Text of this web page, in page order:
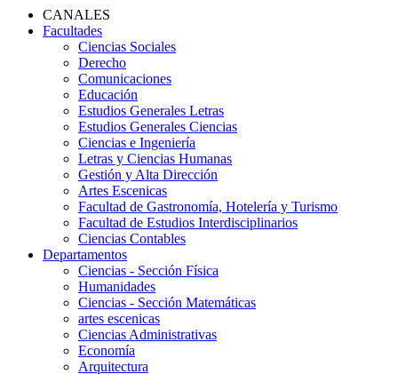
CANALES
Facultades
Ciencias Sociales
Derecho
Comunicaciones
Educación
Estudios Generales Letras
Estudios Generales Ciencias
Ciencias e Ingeniería
Letras y Ciencias Humanas
Gestión y Alta Dirección
Artes Escenicas
Facultad de Gastronomía, Hotelería y Turismo
Facultad de Estudios Interdisciplinarios
Ciencias Contables
Departamentos
Ciencias - Sección Física
Humanidades
Ciencias - Sección Matemáticas
artes escenicas
Ciencias Administrativas
Economía
Arquitectura